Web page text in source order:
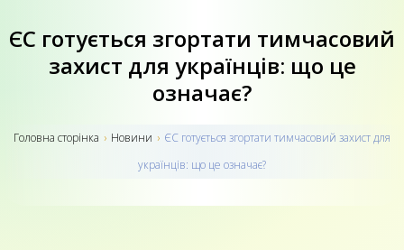
ЄС готується згортати тимчасовий
захист для українців: що це
означає?
Головна сторiнка › Новини › ЄС готується згортати тимчасовий захист для
українців: що це означає?